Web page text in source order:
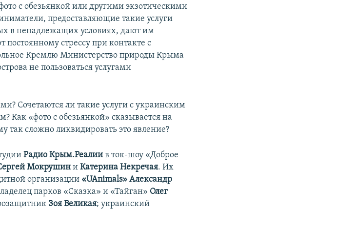
с обезьянкой или другими экзотическими
предоставляющие такие услуги
в ненадлежащих условиях, дают им
стрессу при контакте с
Кремлю Министерство природы Крыма
не пользоваться услугами
Сочетаются ли такие услуги с украинским
Как «фото с обезьянкой» сказывается на
так сложно ликвидировать это явление?
Радио Крым.Реалии в ток-шоу «Доброе
Мокрушин иКатерина Некречая. Их
организации «UAnimals» Александр
парков «Сказка» и «Тайган» Олег
Зоя Великая; украинский